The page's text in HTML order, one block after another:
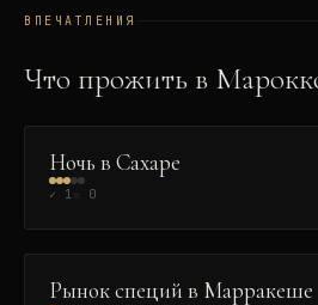
ВПЕЧАТЛЕНИЯ
Что прожить в
👑
ПРИРОДА
Ночь в Сахаре
✓ 1 0
👑
ГАСТРОНОМИЯ
Рынок специй в Марракеше